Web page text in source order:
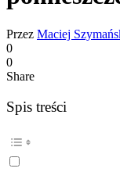
Przez Maciej
0
0
Share
Spis treści